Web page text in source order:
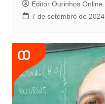
Editor Ourinhos Online
7 de setembro de 2024